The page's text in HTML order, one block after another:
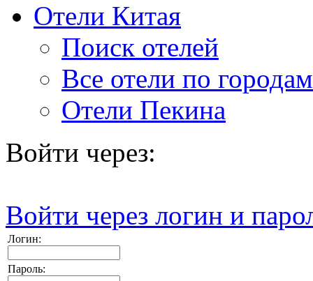
Отели Китая
Поиск отелей
Все отели по городам
Отели Пекина
Войти через:
Войти через логин и
Логин:
Пароль: